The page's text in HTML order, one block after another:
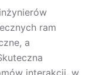
ram
a
interakcji, w